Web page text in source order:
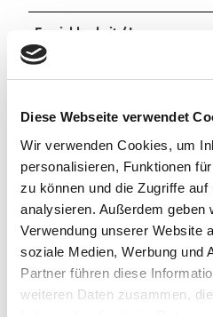
Diese Webseite verwendet
Wir verwenden Cookies, um
personalisieren, Funktionen
zu können und die Zugriffe
analysieren. Außerdem geben
Verwendung unserer Website
soziale Medien, Werbung und
Partner führen diese
weiteren Daten zusammen,
Erreichbarkeit / Lage
Sprachkenntnisse
Französisch, Englisch, Deutsch
Familien/Kinder
Kinderspielplatz
Zahlungsmöglichkeiten
Überweisung